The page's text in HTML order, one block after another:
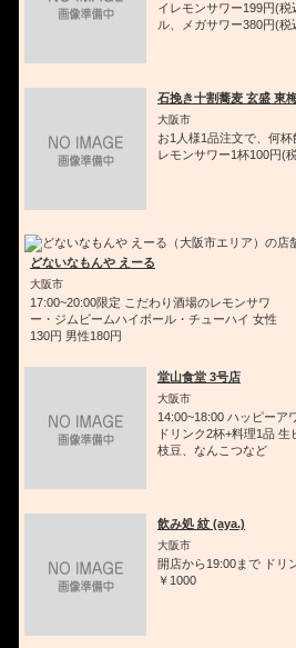
イレモンサワー199円(
ル、メガサワー380円(税
石挽き十割蕎麦 玄盛 東
大阪市
お1人様1品注文で、何杯
レモンサワー1杯100円(
どないなもんや えーる
大阪市
17:00~20:00限定 こだわり酒場のレモンサワ
ー・ジムビームハイボール・チューハイ 女性
130円 男性180円
堂山食堂 3号店
大阪市
14:00~18:00 ハッピーア
ドリンク2杯+料理1品 生
枝豆、なんこつなど
飲み処 紋 (aya.)
大阪市
開店から19:00まで ドリ
￥1000